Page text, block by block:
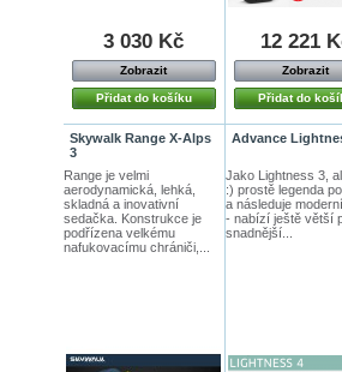
3 030 Kč
Zobrazit
Přidat do košíku
12 221
Zobrazit
Přidat do
Skywalk Range X-Alps
3
Range je velmi
aerodynamická, lehká,
skladná a inovativní
sedačka. Konstrukce je
podřízena velkému
nafukovacímu chrániči,...
Advance
Jako Lightness 3,
:) prostě legenda
a následuje
- nabízí ještě větší
snadnější...